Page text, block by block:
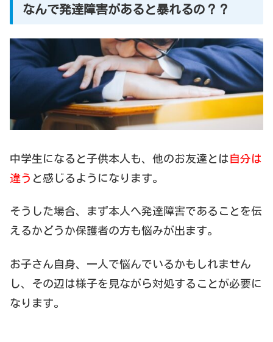
なんで発達障害があると暴れるの？？
中学生になると子供本人も、他のお友達とは 自分は
違う と感じるようになります。
そうした場合、まず本人へ発達障害であることを伝
えるかどうか保護者の方も悩みが出ます。
お子さん自身、一人で悩んでいるかもしれません
し、その辺は様子を見ながら対処することが必要に
なります。